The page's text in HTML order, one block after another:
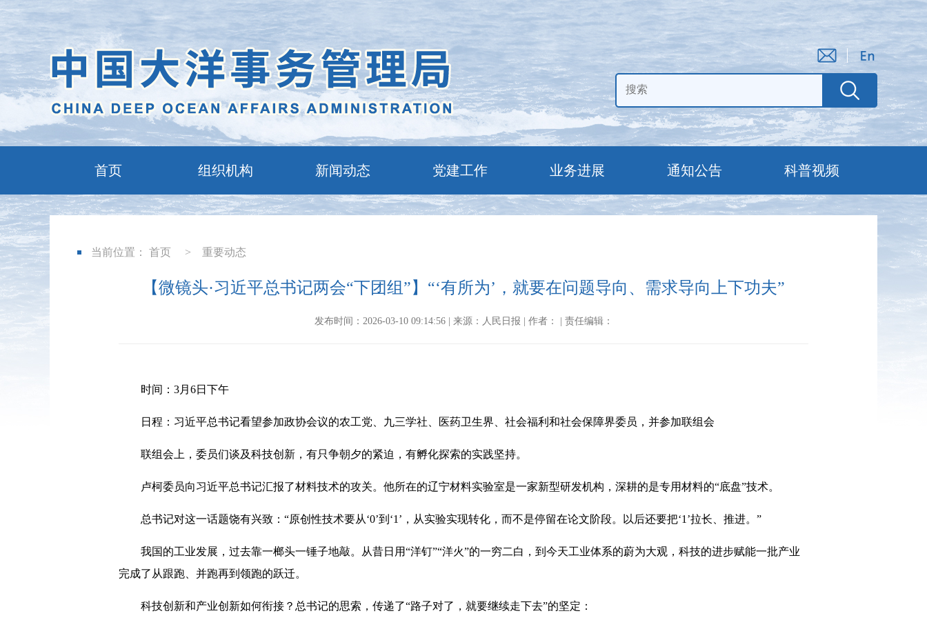
首页 组织机构 新闻动态 党建工作 业务进展 通知公告 科普视频
当前位置： 首页 > 重要动态
【微镜头·习近平总书记两会“下团组”】“‘有所为’，就要在问题导向、需求导向上下功夫”
发布时间：2026-03-10 09:14:56 | 来源：人民日报 | 作者： | 责任编辑：
时间：3月6日下午
日程：习近平总书记看望参加政协会议的农工党、九三学社、医药卫生界、社会福利和社会保障界委员，并参加联组会
联组会上，委员们谈及科技创新，有只争朝夕的紧迫，有孵化探索的实践坚持。
卢柯委员向习近平总书记汇报了材料技术的攻关。他所在的辽宁材料实验室是一家新型研发机构，深耕的是专用材料的“底盘”技术。
总书记对这一话题饶有兴致：“原创性技术要从‘0’到‘1’，从实验实现转化，而不是停留在论文阶段。以后还要把‘1’拉长、推进。”
我国的工业发展，过去靠一榔头一锤子地敲。从昔日用“洋钉”“洋火”的一穷二白，到今天工业体系的蔚为大观，科技的进步赋能一批产业
完成了从跟跑、并跑再到领跑的跃迁。
科技创新和产业创新如何衔接？总书记的思索，传递了“路子对了，就要继续走下去”的坚定：